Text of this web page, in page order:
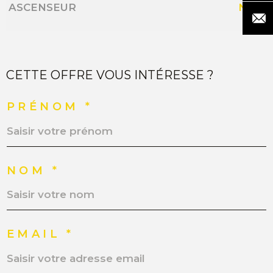
ASCENSEUR NON
CETTE OFFRE VOUS INTÉRESSE ?
PRÉNOM *
NOM *
EMAIL *